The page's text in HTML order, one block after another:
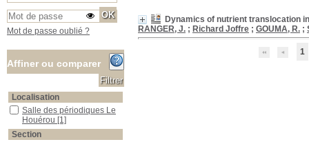
Dynamics of nutrient translocation
RANGER, J. ; Richard Joffre ; GOUMA, R. ;
1
Mot de passe oublié ?
Affiner ou comparer
Localisation
Salle des périodiques Le Houérou
Salle des périodiques Le
Houérou [1]
Section